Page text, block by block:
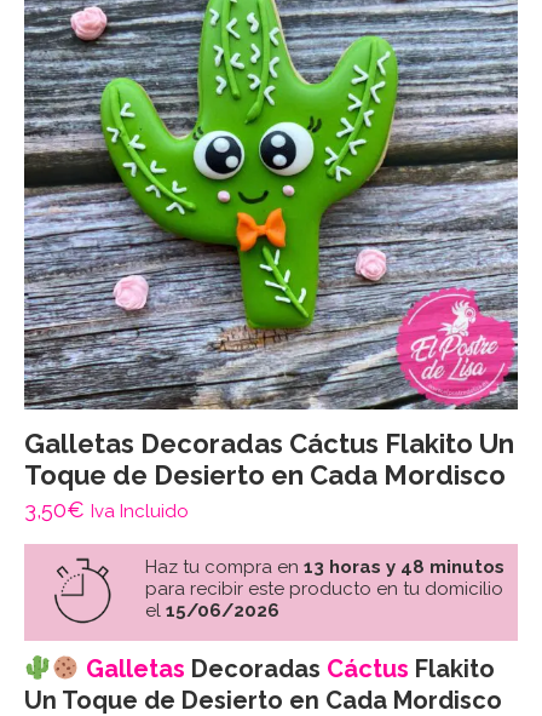
Galletas Decoradas Cáctus Flakito Un
Toque de Desierto en Cada Mordisco
3,50€ Iva Incluido
Haz tu compra en 13 horas y 48 minutos
para recibir este producto en tu domicilio
el 15/06/2026
Galletas Decoradas Cáctus Flakito
Un Toque de Desierto en Cada Mordisco